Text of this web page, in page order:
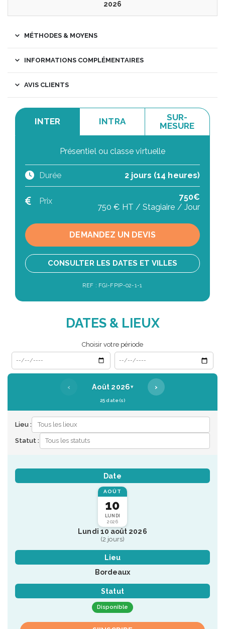
2026
MÉTHODES & MOYENS
INFORMATIONS COMPLÉMENTAIRES
AVIS CLIENTS
INTER INTRA
SUR-
MESURE
Présentiel ou classe virtuelle
Durée 2 jours (14 heures)
Prix
750€
750 € HT / Stagiaire / Jour
DEMANDEZ UN DEVIS
CONSULTER LES DATES ET VILLES
REF : FGI-FPIP-02-1-1
DATES & LIEUX
Choisir votre période
Date de début
Date de fin
‹ Août 2026▾ ›
25 date(s)
Lieu :
Statut :
Date
AOÛT
10
LUNDI
2026
Lundi 10 août 2026
(2 jours)
Lieu
Bordeaux
Statut
Disponible